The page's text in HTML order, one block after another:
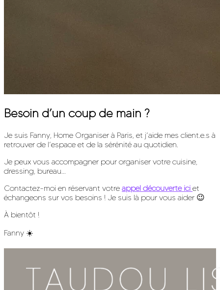
Besoin d’un coup de main ?
Je suis Fanny, Home Organiser à Paris, et j’aide mes client.e.s à
retrouver de l’espace et de la sérénité au quotidien.
Je peux vous accompagner pour organiser votre cuisine,
dressing, bureau...
Contactez-moi en réservant votre appel découverte ici et
échangeons sur vos besoins ! Je suis là pour vous aider 😉
À bientôt !
Fanny ☀️